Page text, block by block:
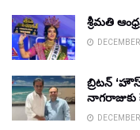
శ్రీమతి
బ్రిటన్